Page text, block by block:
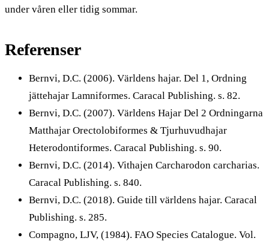
under våren eller tidig sommar.
Referenser
Bernvi, D.C. (2006). Världens hajar. Del 1, Ordning
jättehajar Lamniformes. Caracal Publishing. s. 82.
Bernvi, D.C. (2007). Världens Hajar Del 2 Ordningarna
Matthajar Orectolobiformes & Tjurhuvudhajar
Heterodontiformes. Caracal Publishing. s. 90.
Bernvi, D.C. (2014). Vithajen Carcharodon carcharias.
Caracal Publishing. s. 840.
Bernvi, D.C. (2018). Guide till världens hajar. Caracal
Publishing. s. 285.
Compagno, LJV, (1984). FAO Species Catalogue. Vol.